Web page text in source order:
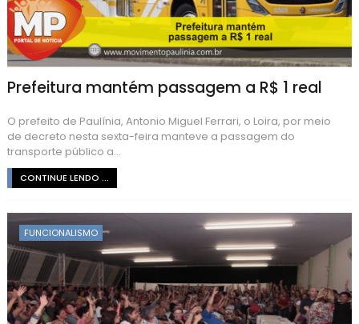
Prefeitura mantém passagem a R$ 1 real
O prefeito de Paulínia, Antonio Miguel Ferrari, o Loira, por meio
de decreto nesta sexta-feira manteve a passagem do
transporte público a...
CONTINUE LENDO ...
FUNCIONALISMO